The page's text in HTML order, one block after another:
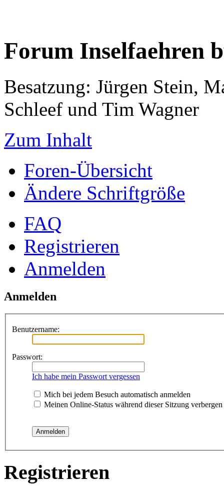
Forum Inselfaehren
Besatzung: Jürgen Stein,
Schleef und Tim Wagner
Zum Inhalt
Foren-Übersicht
Ändere Schriftgröße
FAQ
Registrieren
Anmelden
Anmelden
Benutzername:
Passwort:
Ich habe mein Passwort vergessen
Mich bei jedem Besuch automatisch anmelden
Meinen Online-Status während dieser Sitzung verbergen
Registrieren